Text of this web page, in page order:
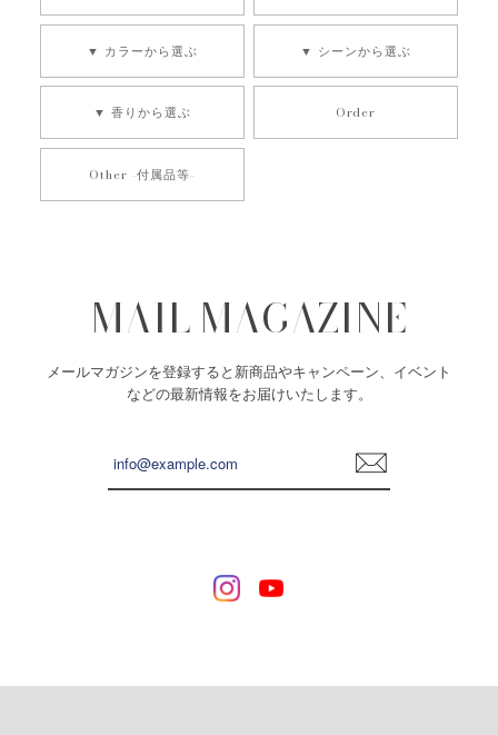
2024/12/13
いつも素敵なキャンドルをありがとうございます。 店主さん
大変に素晴らしいもはや芸術すぎる最高なお品を、とっても
見ては毎回涙が何粒もこぼれ、キャンドルを見てはうっっと
り。 ずーっと見ていたい程で、それはこちらの商品が私との
グ力が物凄すぎる... 何よりすごいのは、キャンドルを灯した
時に内側に感じるなんともいえない安心感。キャンドルにサ
ポートしてもらう心強さを感じながら自身の道を進んでいき
とても可愛くて癒されました❤️ありがとうございます(^^)
▼ カラーから選ぶ ▼ シーンから選ぶ
▼ 香りから選ぶ Order
Other -付属品等-
MAIL MAGAZINE
メールマガジンを登録すると新商品やキャンペーン、イベント
などの最新情報をお届けいたします。
登
録